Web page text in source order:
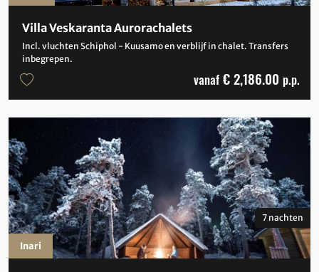
Villa Veskaranta Aurorachalets
Incl. vluchten Schiphol - Kuusamo en verblijf in chalet. Transfers
inbegrepen.
vanaf € 2,186.00 p.p.
7 nachten
Inari